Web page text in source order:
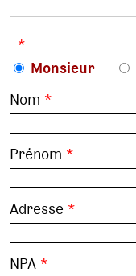
*
Monsieur
Nom *
Prénom *
Adresse *
NPA *